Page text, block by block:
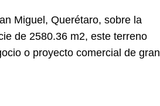
Miguel, Querétaro, sobre la
de 2580.36 m2, este terreno
o proyecto comercial de gran